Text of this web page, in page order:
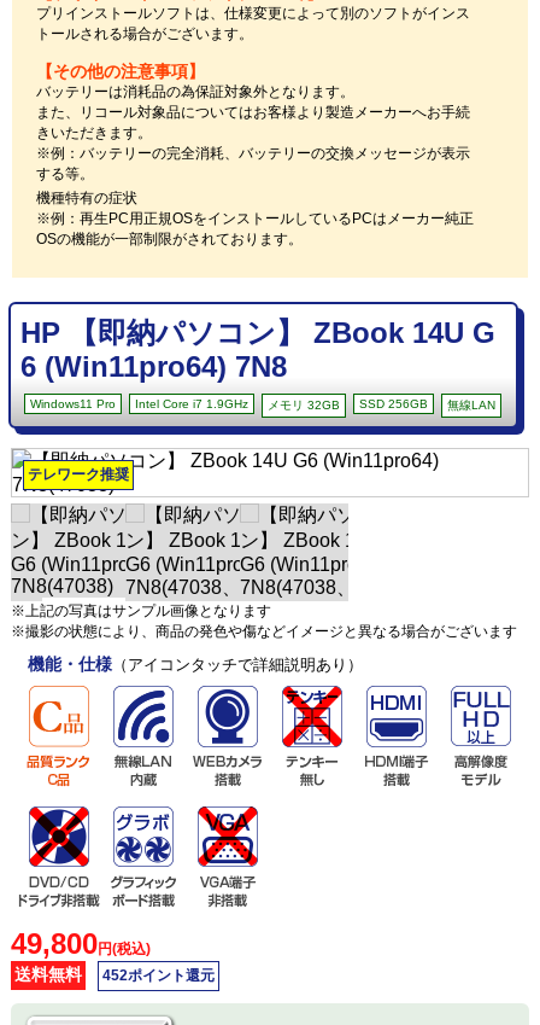
プリインストールソフトは、仕様変更によって別のソフトがインス
トールされる場合がございます。
【その他の注意事項】
バッテリーは消耗品の為保証対象外となります。
また、リコール対象品についてはお客様より製造メーカーへお手続
きいただきます。
※例：バッテリーの完全消耗、バッテリーの交換メッセージが表示
する等。
機種特有の症状
※例：再生PC用正規OSをインストールしているPCはメーカー純正
OSの機能が一部制限がされております。
HP 【即納パソコン】 ZBook 14U G
6 (Win11pro64) 7N8
Windows11 Pro Intel Core i7 1.9GHz メモリ 32GB SSD 256GB 無線LAN
テレワーク推奨
※上記の写真はサンプル画像となります
※撮影の状態により、商品の発色や傷などイメージと異なる場合がございます
機能・仕様（アイコンタッチで詳細説明あり）
49,800円(税込)
送料無料 452ポイント還元